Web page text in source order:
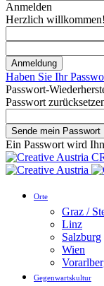
Anmelden
Herzlich
Haben Sie Ihr
Passwort-
Passwort
Ein Passwort wird
Orte
Graz /
Linz
Salzburg
Wien
Gegenwartskultur